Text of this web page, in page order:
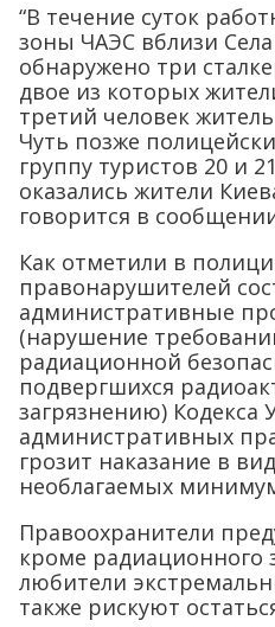
“В течение суток
зоны ЧАЭС вблизи
обнаружено три
двое из которых
третий человек
Чуть позже
группу туристов 20 и
оказались жители
говорится в
Как отметили в
правонарушителей
административные
(нарушение
радиационной
подвергшихся
загрязнению) Кодекса
административных
грозит наказание в
необлагаемых
Правоохранители
кроме радиационного
любители
также рискуют